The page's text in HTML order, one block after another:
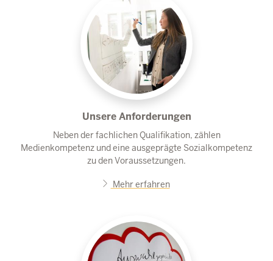
Unsere Anforderungen
Neben der fachlichen Qualifikation, zählen
Medienkompetenz und eine ausgeprägte Sozialkompetenz
zu den Voraussetzungen.
Mehr erfahren